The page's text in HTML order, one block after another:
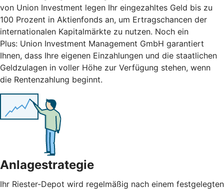
von Union Investment legen Ihr eingezahltes Geld bis zu
100 Prozent in Aktienfonds an, um Ertragschancen der
internationalen Kapitalmärkte zu nutzen. Noch ein
Plus: Union Investment Management GmbH garantiert
Ihnen, dass Ihre eigenen Einzahlungen und die staatlichen
Geldzulagen in voller Höhe zur Verfügung stehen, wenn
die Rentenzahlung beginnt.
Anlagestrategie
Ihr Riester-Depot wird regelmäßig nach einem festgelegten